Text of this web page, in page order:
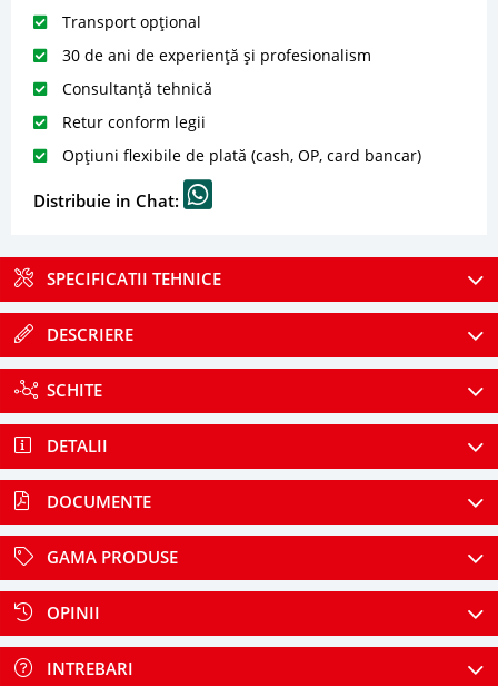
Transport opțional
30 de ani de experiență și profesionalism
Consultanță tehnică
Retur conform legii
Opțiuni flexibile de plată (cash, OP, card bancar)
Distribuie in Chat:
SPECIFICATII TEHNICE
DESCRIERE
SCHITE
DETALII
DOCUMENTE
GAMA PRODUSE
OPINII
INTREBARI